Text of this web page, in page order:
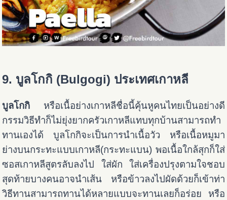
9. บูลโกกิ (Bulgogi) ประเทศเกาหลี
บูลโกกิ หรือเนื้อย่างเกาหลีชื่อนี้คุ้นหูคนไทยเป็นอย่างดี
กรรมวิธีทำก็ไม่ยุ่งยากครัวเกาหลีแทบทุกบ้านสามารถทำ
ทานเองได้ บูลโกกิจะเป็นการนำเนื้อวัว หรือเนื้อหมูมา
ย่างบนกระทะแบบเกาหลี(กระทะแบน) พอเนื้อใกล้สุกก็ใส่
ซอสเกาหลีสูตรลับลงไป ใส่ผัก ใส่เครื่องปรุงตามใจชอบ
สุดท้ายบางคนอาจนำเส้น หรือข้าวลงไปผัดด้วยก็เข้าท่า
วิธีทานสามารถทานได้หลายแบบจะทานเลยก็อร่อย หรือ